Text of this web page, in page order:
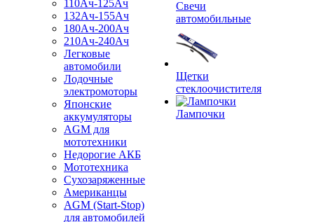
110Ач-125Ач
132Ач-155Ач
180Ач-200Ач
210Ач-240Ач
Легковые
автомобили
Лодочные
электромоторы
Японские
аккумуляторы
AGM для
мототехники
Недорогие АКБ
Мототехника
Сухозаряженные
Американцы
AGM (Start-Stop)
для автомобилей
Свечи
автомобильные
Щетки
стеклоочистителя
Лампочки